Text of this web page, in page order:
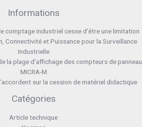
Informations
comptage industriel cesse d’être une limitation
Connectivité et Puissance pour la Surveillance
Industrielle
la plage d’affichage des compteurs de panneau
MICRA-M
sur la cession de matériel didactique
Catégories
Article technique